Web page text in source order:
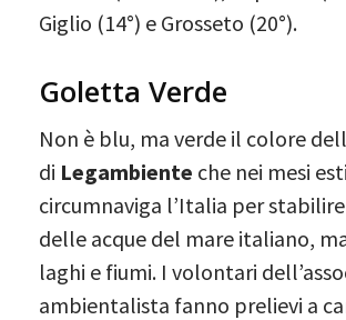
Giglio (14°) e Grosseto (20°).
Goletta Verde
Non è blu, ma verde il colore
di Legambiente che nei mesi
circumnaviga l’Italia per
delle acque del mare italiano,
laghi e fiumi. I volontari
ambientalista fanno prelievi a